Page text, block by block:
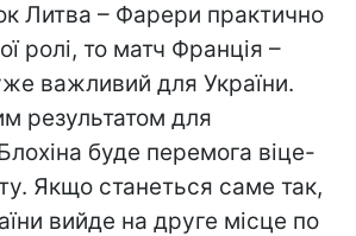
Литва – Фарери практично
ролі, то матч Франція –
важливий для України.
результатом для
буде перемога віце-
Якщо станеться саме так,
вийде на друге місце по